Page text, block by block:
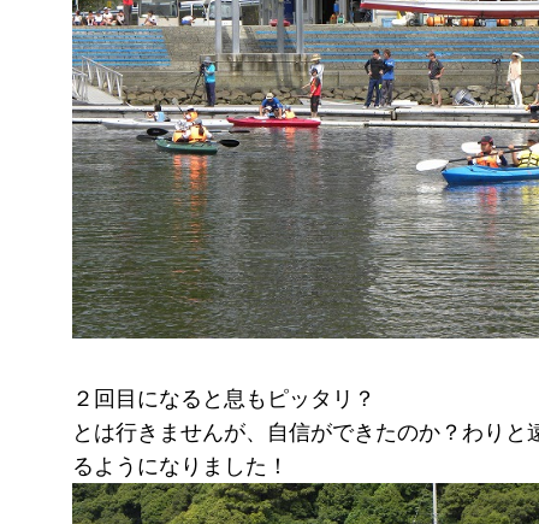
２回目になると息もピッタリ？
とは行きませんが、自信ができたのか？わりと
るようになりました！